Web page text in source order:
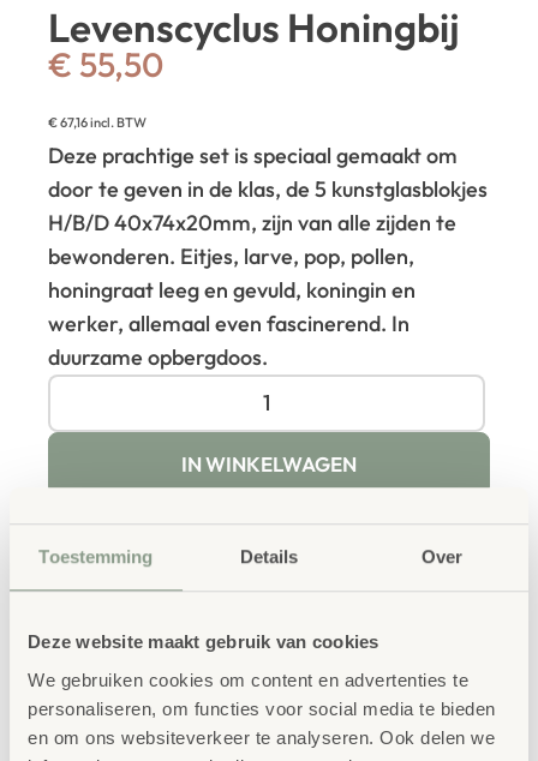
Toestemming Details Over
Deze website maakt gebruik van cookies
We gebruiken cookies om content en advertenties te
personaliseren, om functies voor social media te bieden
en om ons websiteverkeer te analyseren. Ook delen we
Levenscyclus Honingbij
€ 55,50
€67,16incl. BTW
Deze prachtige set is speciaal gemaakt om
door te geven in de klas, de 5 kunstglasblokjes
H/B/D 40x74x20mm, zijn van alle zijden te
bewonderen. Eitjes, larve, pop, pollen,
honingraat leeg en gevuld, koningin en
werker, allemaal even fascinerend. In
duurzame opbergdoos.
IN WINKELWAGEN
Productbeschrijving
De levenscyclus van de honingbij toont op realistische
wijze de vier fasen van dit nuttige insect: ei, larve, pop en